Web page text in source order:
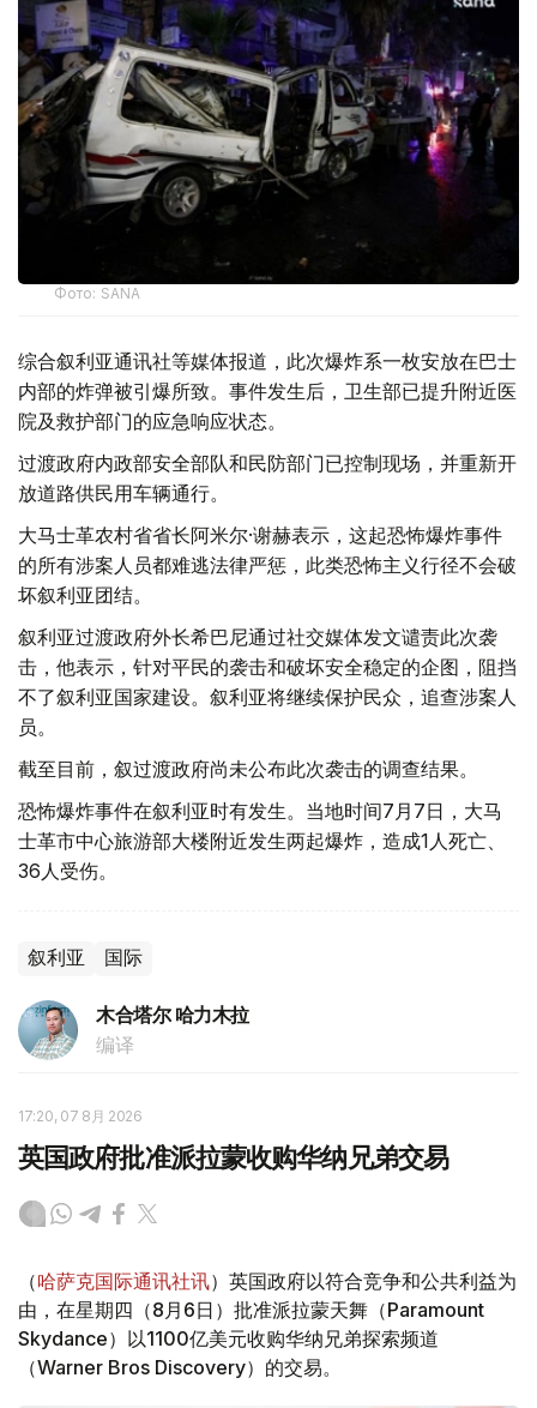
Фото: SANA
综合叙利亚通讯社等媒体报道，此次爆炸系一枚安放在巴士
内部的炸弹被引爆所致。事件发生后，卫生部已提升附近医
院及救护部门的应急响应状态。
过渡政府内政部安全部队和民防部门已控制现场，并重新开
放道路供民用车辆通行。
大马士革农村省省长阿米尔·谢赫表示，这起恐怖爆炸事件
的所有涉案人员都难逃法律严惩，此类恐怖主义行径不会破
坏叙利亚团结。
叙利亚过渡政府外长希巴尼通过社交媒体发文谴责此次袭
击，他表示，针对平民的袭击和破坏安全稳定的企图，阻挡
不了叙利亚国家建设。叙利亚将继续保护民众，追查涉案人
员。
截至目前，叙过渡政府尚未公布此次袭击的调查结果。
恐怖爆炸事件在叙利亚时有发生。当地时间7月7日，大马
士革市中心旅游部大楼附近发生两起爆炸，造成1人死亡、
36人受伤。
叙利亚 国际
木合塔尔 哈力木拉
编译
17:20, 07 8月 2026
英国政府批准派拉蒙收购华纳兄弟交易
（哈萨克国际通讯社讯）英国政府以符合竞争和公共利益为
由，在星期四（8月6日）批准派拉蒙天舞（Paramount
Skydance）以1100亿美元收购华纳兄弟探索频道
（Warner Bros Discovery）的交易。